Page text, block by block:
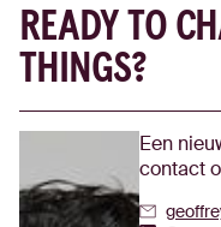
READY TO
THINGS?
Een
contact